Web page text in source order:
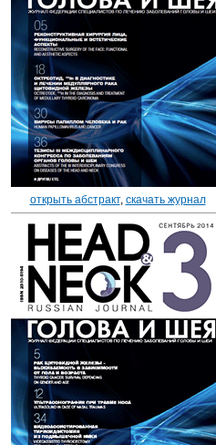
открыть абстракт, скачать журнал